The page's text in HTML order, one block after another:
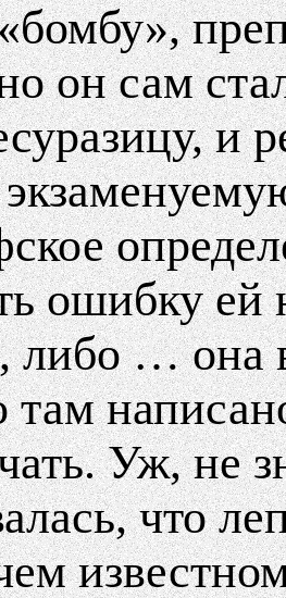
он сам
и
ошибку ей
либо … она
там
Уж, не
что